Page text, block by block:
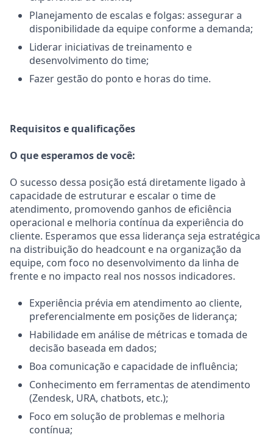
Planejamento de escalas e folgas: assegurar a
disponibilidade da equipe conforme a demanda;
Liderar iniciativas de treinamento e
desenvolvimento do time;
Fazer gestão do ponto e horas do time.
Requisitos e qualificações
O que esperamos de você:
O sucesso dessa posição está diretamente ligado à
capacidade de estruturar e escalar o time de
atendimento, promovendo ganhos de eficiência
operacional e melhoria contínua da experiência do
cliente. Esperamos que essa liderança seja estratégica
na distribuição do headcount e na organização da
equipe, com foco no desenvolvimento da linha de
frente e no impacto real nos nossos indicadores.
Experiência prévia em atendimento ao cliente,
preferencialmente em posições de liderança;
Habilidade em análise de métricas e tomada de
decisão baseada em dados;
Boa comunicação e capacidade de influência;
Conhecimento em ferramentas de atendimento
(Zendesk, URA, chatbots, etc.);
Foco em solução de problemas e melhoria
contínua;